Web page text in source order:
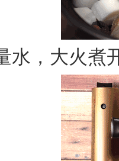
水，大火煮